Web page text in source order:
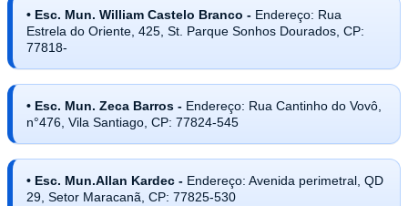
• Esc. Mun. William Castelo Branco - Endereço: Rua
Estrela do Oriente, 425, St. Parque Sonhos Dourados, CP:
77818-
• Esc. Mun. Zeca Barros - Endereço: Rua Cantinho do Vovô,
n°476, Vila Santiago, CP: 77824-545
• Esc. Mun.Allan Kardec - Endereço: Avenida perimetral, QD
29, Setor Maracanã, CP: 77825-530